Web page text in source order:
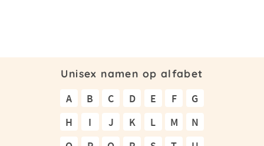
Unisex namen op alfabet
A B C D E F
G
H
I J K L M
N